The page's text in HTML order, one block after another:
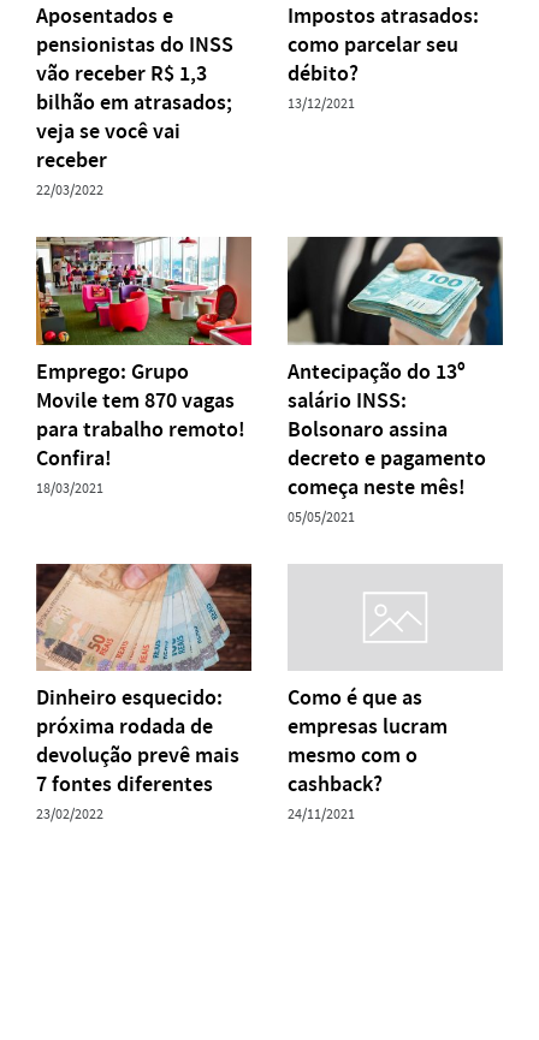
Aposentados e
pensionistas do INSS
vão receber R$ 1,3
bilhão em atrasados;
veja se você vai
receber
22/03/2022
Impostos atrasados:
como parcelar seu
débito?
13/12/2021
Emprego: Grupo
Movile tem 870 vagas
para trabalho remoto!
Confira!
18/03/2021
Antecipação do 13º
salário INSS:
Bolsonaro assina
decreto e pagamento
começa neste mês!
05/05/2021
Dinheiro esquecido:
próxima rodada de
devolução prevê mais
7 fontes diferentes
23/02/2022
Como é que as
empresas lucram
mesmo com o
cashback?
24/11/2021